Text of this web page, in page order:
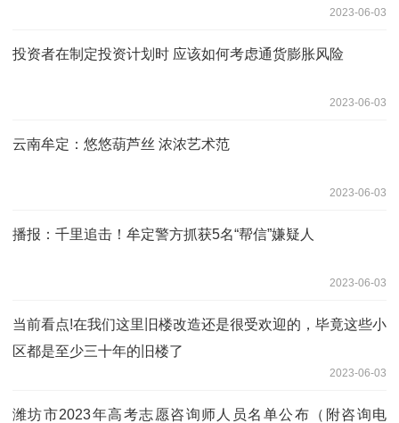
2023-06-03
投资者在制定投资计划时 应该如何考虑通货膨胀风险
2023-06-03
云南牟定：悠悠葫芦丝 浓浓艺术范
2023-06-03
播报：千里追击！牟定警方抓获5名“帮信”嫌疑人
2023-06-03
当前看点!在我们这里旧楼改造还是很受欢迎的，毕竟这些小
区都是至少三十年的旧楼了
2023-06-03
潍坊市2023年高考志愿咨询师人员名单公布（附咨询电